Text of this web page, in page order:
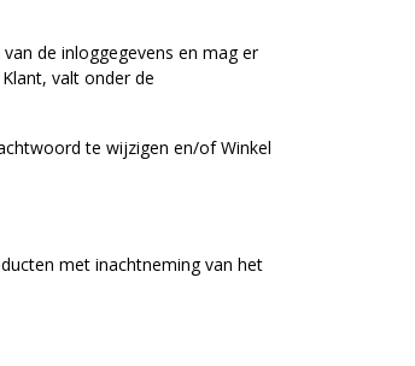
de inloggegevens en mag er
valt onder de
te wijzigen en/of Winkel
met inachtneming van het